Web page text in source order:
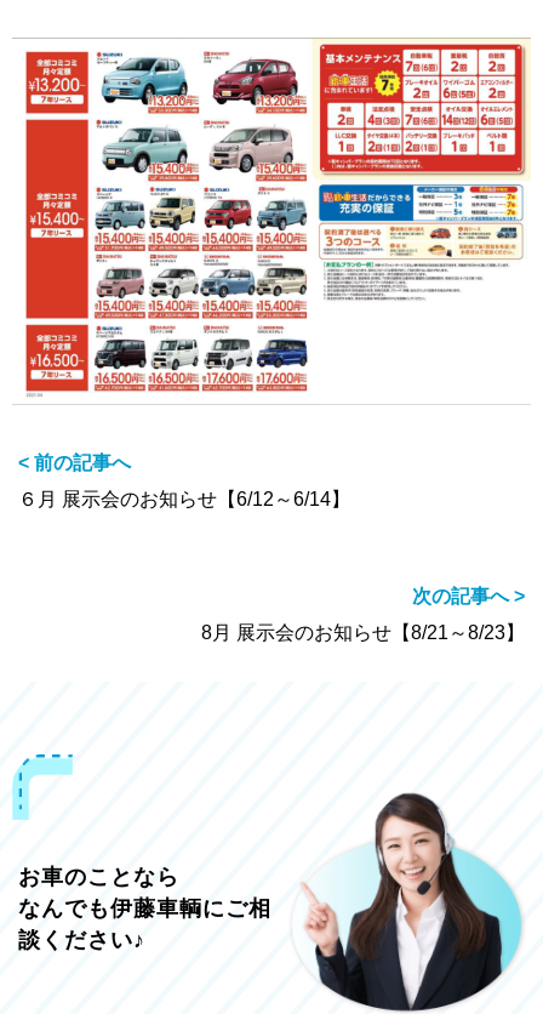
< 前の記事へ
６月 展示会のお知らせ【6/12～6/14】
次の記事へ >
8月 展示会のお知らせ【8/21～8/23】
お車のことなら
なんでも伊藤車輌にご相
談ください♪